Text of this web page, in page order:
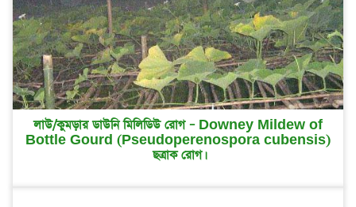
লাউ/কুমড়ার ডাউনি মিলিডিউ রোগ – Downey Mildew of
Bottle Gourd (Pseudoperenospora cubensis)
ছত্রাক রোগ।